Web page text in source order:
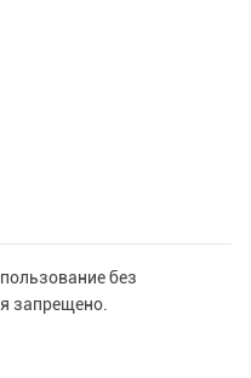
без
запрещено.